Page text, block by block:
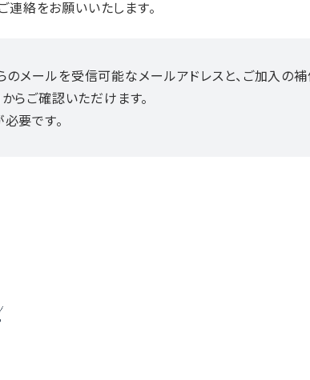
連絡をお願いいたします。
メールを受信可能なメールアドレスと、ご加入の
らご確認いただけます。
必要です。